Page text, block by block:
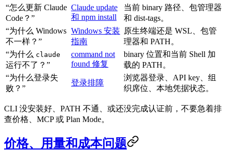
“怎么更新 Claude
Code？”
Claude update
和 npm install
当前 binary 路径、包管理器
和 dist-tags。
“为什么 Windows
不一样？”
Windows 安装
指南
原生终端还是 WSL、包管
理器和 PATH。
“为什么 claude
运行不了？”
command not
found 修复
binary 位置和当前 Shell 加
载的 PATH。
“为什么登录失
败？”
登录排障
浏览器登录、API key、组
织席位、本地凭据状态。
CLI 没安装好、PATH 不通、或还没完成认证前，不要急着排
查价格、MCP 或 Plan Mode。
价格、用量和成本问题